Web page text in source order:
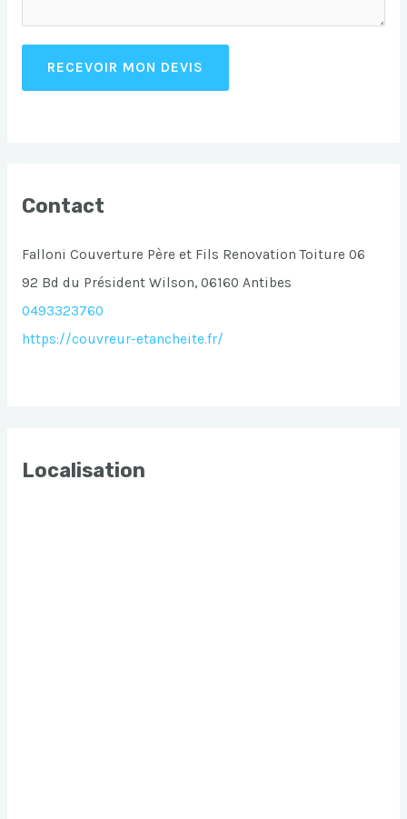
RECEVOIR MON DEVIS
Contact
Falloni Couverture Père et Fils Renovation Toiture 06
92 Bd du Président Wilson, 06160 Antibes
0493323760
https://couvreur-etancheite.fr/
Localisation